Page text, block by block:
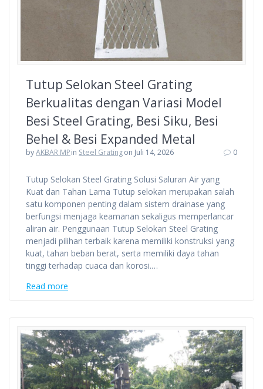
Tutup Selokan Steel Grating
Berkualitas dengan Variasi Model
Besi Steel Grating, Besi Siku, Besi
Behel & Besi Expanded Metal
byAKBAR MPin Steel Gratingon Juli 14, 2026 0
Tutup Selokan Steel Grating Solusi Saluran Air yang
Kuat dan Tahan Lama Tutup selokan merupakan salah
satu komponen penting dalam sistem drainase yang
berfungsi menjaga keamanan sekaligus memperlancar
aliran air. Penggunaan Tutup Selokan Steel Grating
menjadi pilihan terbaik karena memiliki konstruksi yang
kuat, tahan beban berat, serta memiliki daya tahan
tinggi terhadap cuaca dan korosi.…
Read more